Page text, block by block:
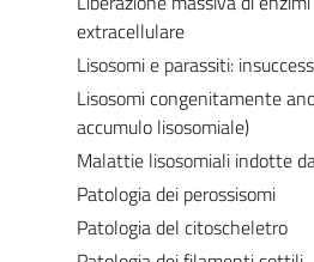
extracellulare
Lisosomi e parassiti:
Lisosomi congenitamente
accumulo lisosomiale)
Malattie lisosomiali indotte
Patologia dei perossisomi
Patologia del citoscheletro